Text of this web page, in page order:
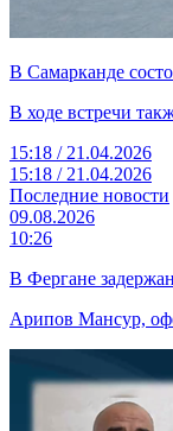
В Самарканде
В ходе встречи
15:18 / 21.04.2026
15:18 / 21.04.2026
Последние новости
09.08.2026
10:26
В Фергане
Арипов Мансур,